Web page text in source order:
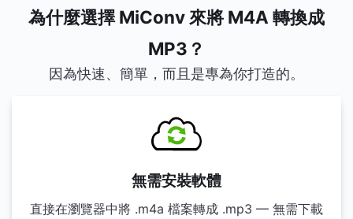
為什麼選擇 MiConv 來將 M4A 轉換成
MP3？
因為快速、簡單，而且是專為你打造的。
無需安裝軟體
直接在瀏覽器中將 .m4a 檔案轉成 .mp3 — 無需下載